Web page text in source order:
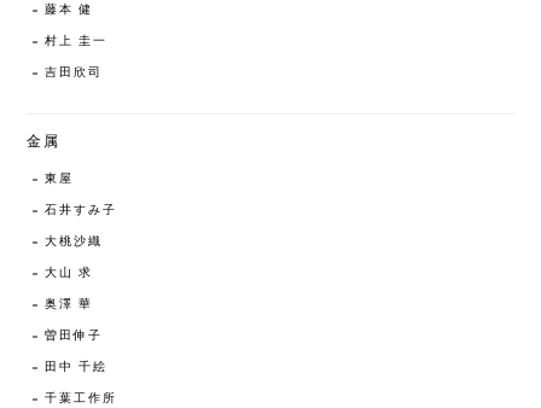
藤本 健
村上 圭一
吉田欣司
金属
東屋
石井すみ子
大桃沙織
大山 求
奥澤 華
曽田伸子
田中 千絵
千葉工作所